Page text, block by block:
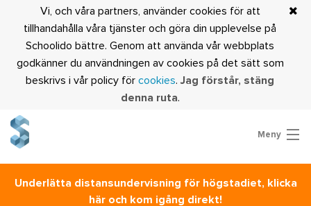
Vi, och våra partners, använder cookies för att
tillhandahålla våra tjänster och göra din upplevelse på
Schoolido bättre. Genom att använda vår webbplats
godkänner du användningen av cookies på det sätt som
beskrivs i vår policy för cookies. Jag förstår, stäng
denna ruta.
Meny
Är du lärare?
Underlätta distansundervisning för högstadiet, klicka
här och kom igång direkt!